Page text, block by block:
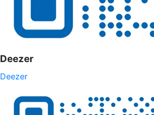
Deezer
Deezer